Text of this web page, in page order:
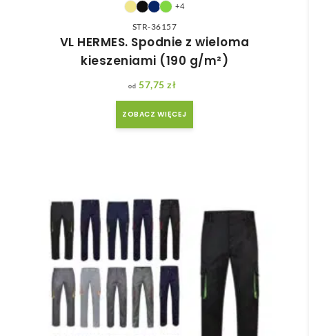
+4
STR-36157
VL HERMES. Spodnie z wieloma
kieszeniami (190 g/m²)
57,75zł
ZOBACZ WIĘCEJ